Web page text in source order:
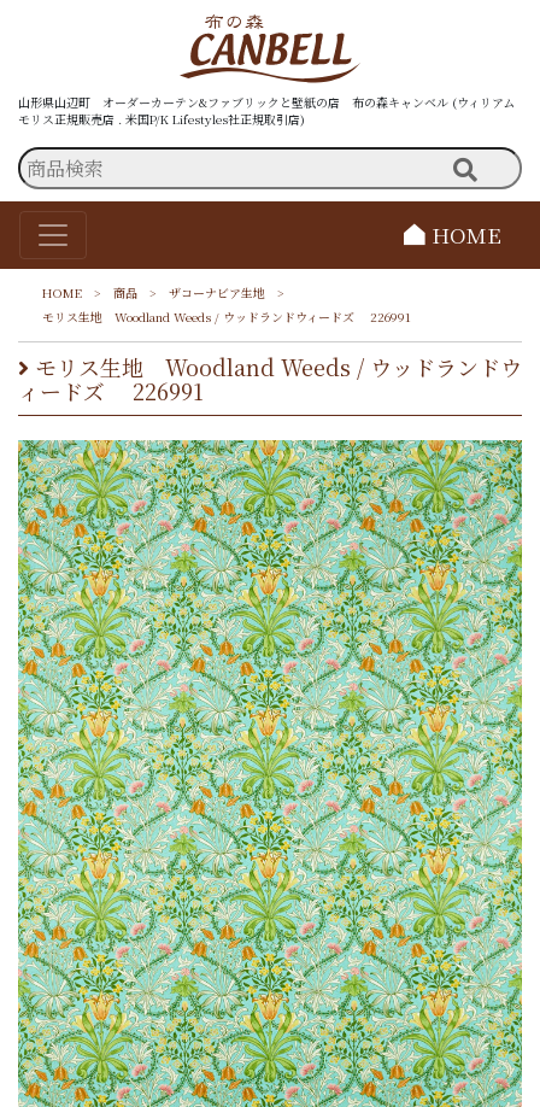
山形県山辺町 オーダーカーテン&ファブリックと壁紙の店 布の森キャンベル (ウィリアム
モリス正規販売店 . 米国P/K Lifestyles社正規取引店)
HOME
HOME > 商品 > ザコーナビア生地
>
モリス生地 Woodland Weeds / ウッドランドウィードズ 226991
モリス生地 Woodland Weeds / ウッドランドウ
ィードズ 226991